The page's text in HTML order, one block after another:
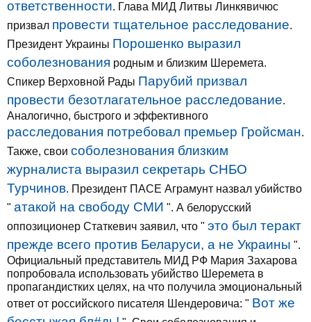
ответственности. Глава МИД Литвы Линкявичюс
призвал провести тщательное расследование.
Президент Украины Порошенко выразил
соболезнования родным и близким Шеремета.
Спикер Верховной Рады Парубий призвал
провести безотлагательное расследование.
Аналогично, быстрого и эффективного
расследования потребовал премьер Гройсман.
Также, свои соболезнования близким
журналиста выразил секретарь СНБО
Турчинов. Президент ПАСЕ Аграмунт назвал убийство
" атакой на свободу СМИ ". А белорусский
оппозиционер Статкевич заявил, что " это был теракт
прежде всего против Беларуси, а не Украины ".
Официальный представитель МИД РФ Мария Захарова
попробовала использовать убийство Шеремета в
пропагандистких целях, на что получила эмоциональный
ответ от российского писателя Шендеровича: " Вот же